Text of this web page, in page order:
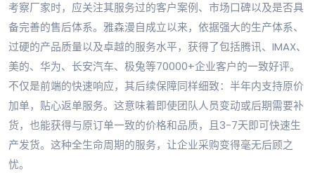
考察厂家时，应关注其服务过的客户案例、市场口碑以及是否具
备完善的售后体系。雅森漫自成立以来，依据强大的生产体系、
过硬的产品质量以及卓越的服务水平，获得了包括腾讯、IMAX、
美的、华为、长安汽车、极兔等70000+企业客户的一致好评。
不仅是前端的快速响应，其后续保障同样细致：半年内支持原价
加单，贴心返单服务。这意味着即使团队人员变动或后期需要补
货，也能获得与原订单一致的价格和品质，且3-7天即可快速生
产发货。这种全生命周期的服务，让企业采购变得毫无后顾之
忧。